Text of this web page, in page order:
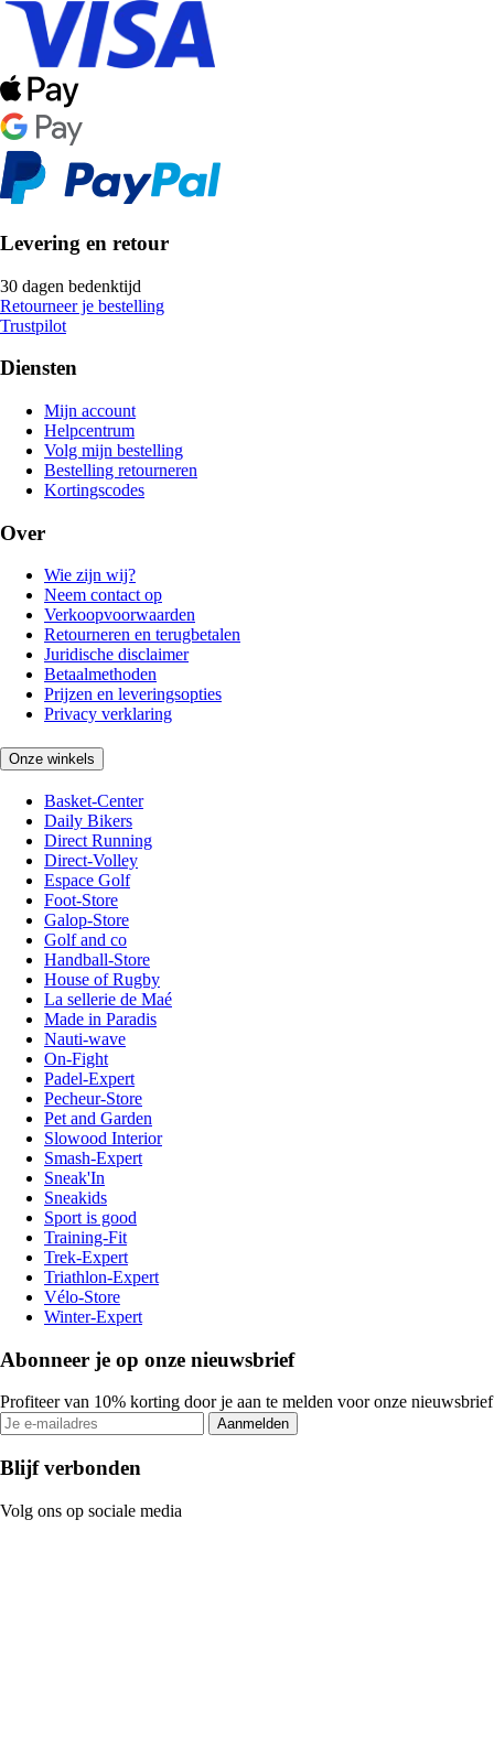
Levering en retour
30 dagen bedenktijd
Retourneer je bestelling
Trustpilot
Diensten
Mijn account
Helpcentrum
Volg mijn bestelling
Bestelling retourneren
Kortingscodes
Over
Wie zijn wij?
Neem contact op
Verkoopvoorwaarden
Retourneren en terugbetalen
Juridische disclaimer
Betaalmethoden
Prijzen en leveringsopties
Privacy verklaring
Onze winkels
Basket-Center
Daily Bikers
Direct Running
Direct-Volley
Espace Golf
Foot-Store
Galop-Store
Golf and co
Handball-Store
House of Rugby
La sellerie de Maé
Made in Paradis
Nauti-wave
On-Fight
Padel-Expert
Pecheur-Store
Pet and Garden
Slowood Interior
Smash-Expert
Sneak'In
Sneakids
Sport is good
Training-Fit
Trek-Expert
Triathlon-Expert
Vélo-Store
Winter-Expert
Abonneer je op onze nieuwsbrief
Profiteer van 10% korting door je aan te melden voor onze nieuwsbrief
Aanmelden
Blijf verbonden
Volg ons op sociale media